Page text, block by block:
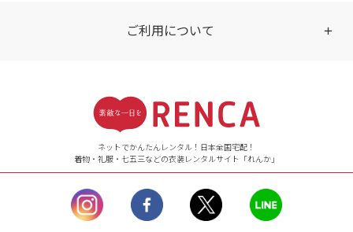
ご利用について
【ご注文（インターネット）】
24時間年中無休
【お問い合わせ窓口（メー
ル）】10:00~17:00
土曜日、日曜日、臨
時休業日を除く。
営業時間外にいただ
ネットでかんたんレンタル！日本全国宅配！
着物・礼服・七五三などの衣装レンタルサイト「れんか」